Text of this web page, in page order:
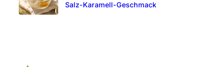
Salz-Karamell-Geschmack